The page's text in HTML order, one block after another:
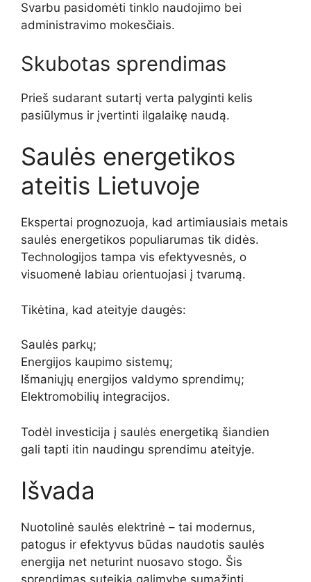
Svarbu pasidomėti tinklo naudojimo bei
administravimo mokesčiais.
Skubotas sprendimas
Prieš sudarant sutartį verta palyginti kelis
pasiūlymus ir įvertinti ilgalaikę naudą.
Saulės energetikos
ateitis Lietuvoje
Ekspertai prognozuoja, kad artimiausiais metais
saulės energetikos populiarumas tik didės.
Technologijos tampa vis efektyvesnės, o
visuomenė labiau orientuojasi į tvarumą.
Tikėtina, kad ateityje daugės:
Saulės parkų;
Energijos kaupimo sistemų;
Išmaniųjų energijos valdymo sprendimų;
Elektromobilių integracijos.
Todėl investicija į saulės energetiką šiandien
gali tapti itin naudingu sprendimu ateityje.
Išvada
Nuotolinė saulės elektrinė – tai modernus,
patogus ir efektyvus būdas naudotis saulės
energija net neturint nuosavo stogo. Šis